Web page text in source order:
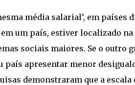
média salarial’, em
em um país, estiver localizado
sociais maiores. Se o outro
país apresentar menor
demonstraram que a